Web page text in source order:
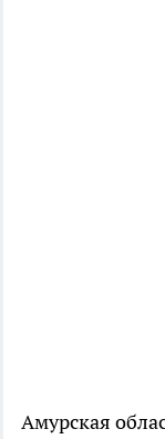
Амурская